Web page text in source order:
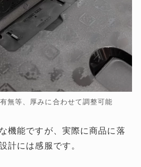
無等、厚みに合わせて調整可能
機能ですが、実際に商品に落
計には感服です。